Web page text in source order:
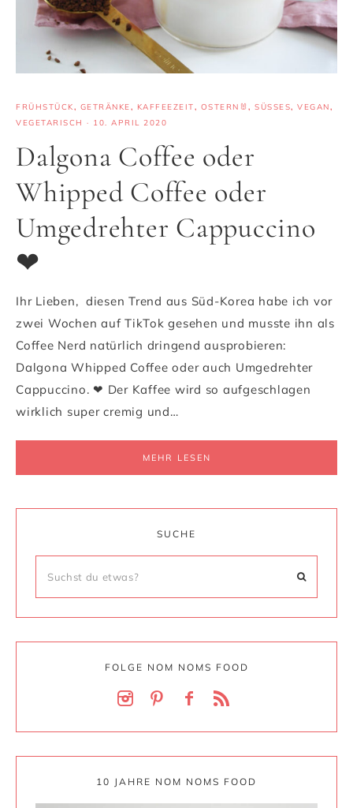
FRÜHSTÜCK, GETRÄNKE, KAFFEEZEIT, OSTERN🐰 , SÜSSES , VEGAN,
VEGETARISCH · 10. APRIL 2020
Dalgona Coffee oder
Whipped Coffee oder
Umgedrehter Cappuccino
❤
Ihr Lieben, diesen Trend aus Süd-Korea habe ich vor
zwei Wochen auf TikTok gesehen und musste ihn als
Coffee Nerd natürlich dringend ausprobieren:
Dalgona Whipped Coffee oder auch Umgedrehter
Cappuccino. ❤ Der Kaffee wird so aufgeschlagen
wirklich super cremig und…
MEHR LESEN
SUCHE
FOLGE NOM NOMS FOOD
10 JAHRE NOM NOMS FOOD